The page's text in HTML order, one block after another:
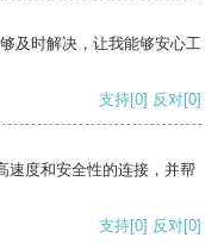
及时解决，让我能够安心工
支持[0] 反对[0]
速度和安全性的连接，并帮
支持[0] 反对[0]